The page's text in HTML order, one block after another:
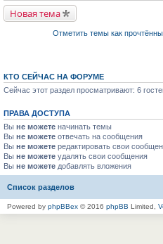
т
а
н
о
о
б
н
ю
п
р
о
н
о
м
о
о
щ
е
н
и
ю
р
в
о
р
о
ч
а
н
н
о
м
у
с
о
б
щ
е
н
Новая тема
Отметить темы как
КТО СЕЙЧАС НА ФОРУМЕ
Сейчас этот раздел просматривают: 6
ПРАВА ДОСТУПА
Вы не можете начинать темы
Вы не можете отвечать на сообщения
Вы не можете редактировать свои
Вы не можете удалять свои сообщения
Вы не можете добавлять вложения
Список разделов
Powered by phpBBex © 2016 phpBB Limited,